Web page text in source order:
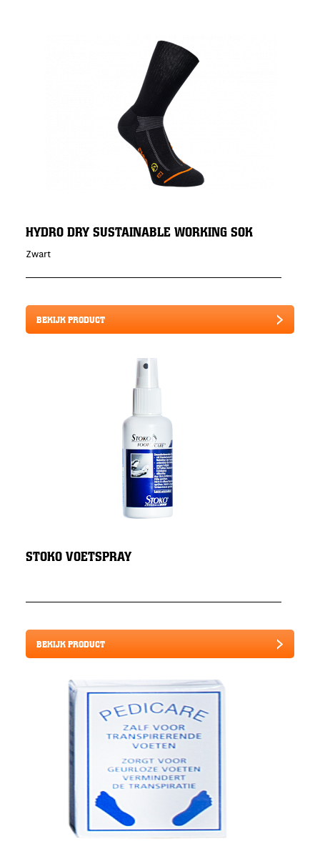
HYDRO DRY SUSTAINABLE WORKING SOK
Zwart
BEKIJK PRODUCT
STOKO VOETSPRAY
BEKIJK PRODUCT